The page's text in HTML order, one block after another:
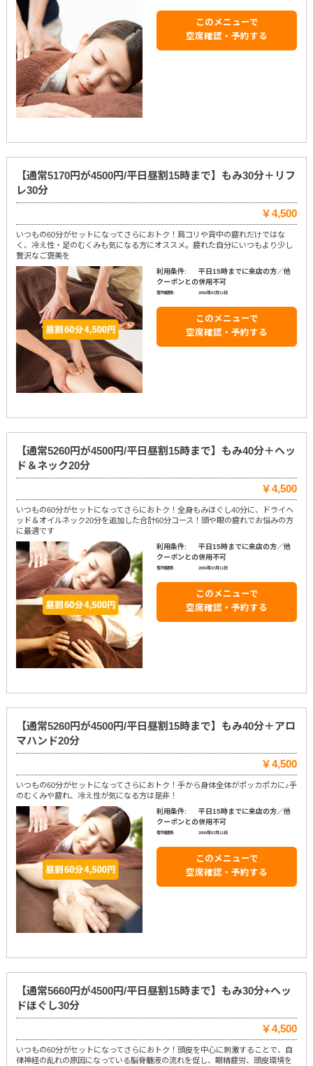
このメニューで
空席確認・予約する
【通常5170円が4500円/平日昼割15時まで】もみ30分＋リフ
レ30分
￥4,500
いつもの60分がセットになってさらにおトク！肩コリや背中の疲れだけではな
く、冷え性・足のむくみも気になる方にオススメ。疲れた自分にいつもより少し
贅沢なご褒美を
利用条件:
平日15時までに来店の方／他
クーポンとの併用不可
有効期限: 2050年07月11日
このメニューで
空席確認・予約する
【通常5260円が4500円/平日昼割15時まで】もみ40分＋ヘッ
ド＆ネック20分
￥4,500
いつもの60分がセットになってさらにおトク！全身もみほぐし40分に、ドライヘ
ッド＆オイルネック20分を追加した合計60分コース！頭や眼の疲れでお悩みの方
に最適です
利用条件:
平日15時までに来店の方／他
クーポンとの併用不可
有効期限: 2050年07月11日
このメニューで
空席確認・予約する
【通常5260円が4500円/平日昼割15時まで】もみ40分＋アロ
マハンド20分
￥4,500
いつもの60分がセットになってさらにおトク！手から身体全体がポッカポカに♪手
のむくみや疲れ、冷え性が気になる方は是非！
利用条件:
平日15時までに来店の方／他
クーポンとの併用不可
有効期限: 2050年07月11日
このメニューで
空席確認・予約する
【通常5660円が4500円/平日昼割15時まで】もみ30分+ヘッ
ドほぐし30分
￥4,500
いつもの60分がセットになってさらにおトク！頭皮を中心に刺激することで、自
律神経の乱れの原因になっている脳脊髄液の流れを促し、眼精疲労、頭皮環境を